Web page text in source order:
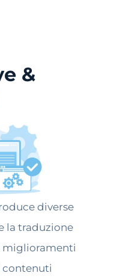
&
diverse
la traduzione
miglioramenti
contenuti